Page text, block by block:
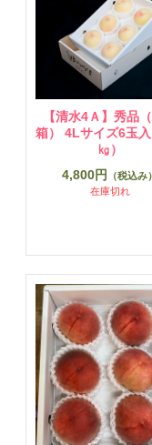
【清水4Ａ】秀品
箱） 4Lサイズ6玉
㎏）
4,800円
（税込み）
在庫切れ